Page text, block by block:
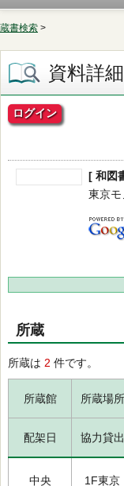
蔵書検索 >
資料詳細
ログイン
[ 和図
東京
所蔵
所蔵は 2 件です。
所蔵館 所蔵場所
配架日 協力貸出
中央 1F東京